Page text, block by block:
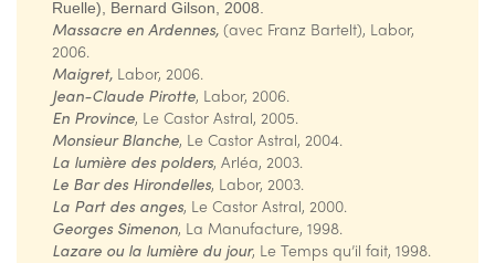
Ruelle), Bernard Gilson, 2008.
Massacre en Ardennes, (avec Franz Bartelt), Labor,
2006.
Maigret, Labor, 2006.
Jean-Claude Pirotte, Labor, 2006.
En Province, Le Castor Astral, 2005.
Monsieur Blanche, Le Castor Astral, 2004.
La lumière des polders, Arléa, 2003.
Le Bar des Hirondelles, Labor, 2003.
La Part des anges, Le Castor Astral, 2000.
Georges Simenon, La Manufacture, 1998.
Lazare ou la lumière du jour, Le Temps qu’il fait, 1998.